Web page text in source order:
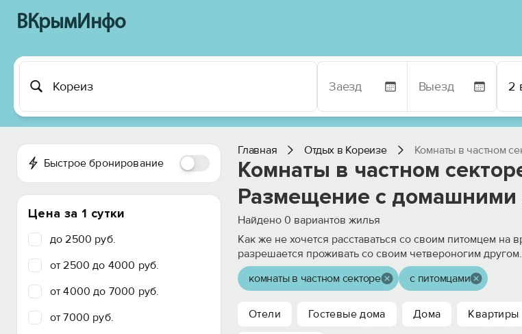
ВКрымИнфо
2
Быстрое бронирование
Цена за 1 сутки
до 2500 руб.
от 2500 до 4000 руб.
от 4000 до 7000 руб.
от 7000 руб.
Главная Отдых в Кореизе Комнаты в частном
Комнаты в частном
Размещение с
Найдено 0 вариантов жилья
Как же не хочется расставаться со своим питомцем на
разрешается проживать со своим четвероногим
комнаты в частном секторе с питомцами
Отели Гостевые дома Дома Квартиры